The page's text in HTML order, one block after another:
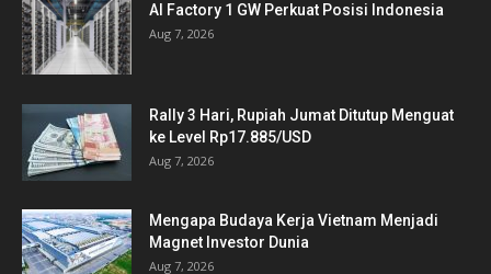
AI Factory 1 GW Perkuat Posisi Indonesia
Aug 7, 2026
Rally 3 Hari, Rupiah Jumat Ditutup Menguat
ke Level Rp17.885/USD
Aug 7, 2026
Mengapa Budaya Kerja Vietnam Menjadi
Magnet Investor Dunia
Aug 7, 2026